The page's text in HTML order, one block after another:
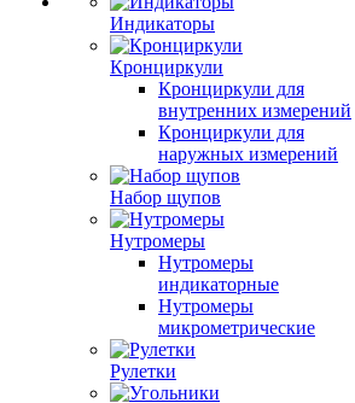
Индикаторы
Кронциркули
Кронциркули для
внутренних измерений
Кронциркули для
наружных измерений
Набор щупов
Нутромеры
Нутромеры
индикаторные
Нутромеры
микрометрические
Рулетки